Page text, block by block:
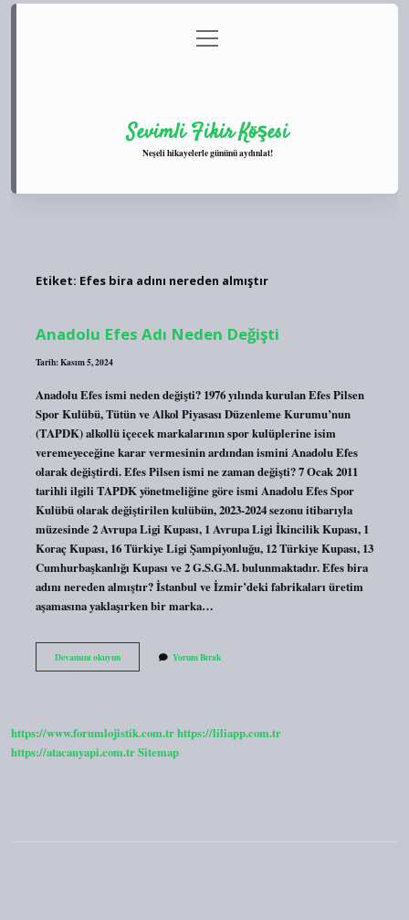
Gizlilik Politikası
menüyü
aç
Sevimli Fikir Köşesi
Neşeli hikayelerle gününü aydınlat!
Etiket: Efes bira adını nereden almıştır
Anadolu Efes Adı Neden Değişti
Tarih: Kasım 5, 2024
Anadolu Efes ismi neden değişti? 1976 yılında kurulan Efes Pilsen
Spor Kulübü, Tütün ve Alkol Piyasası Düzenleme Kurumu’nun
(TAPDK) alkollü içecek markalarının spor kulüplerine isim
veremeyeceğine karar vermesinin ardından ismini Anadolu Efes
olarak değiştirdi. Efes Pilsen ismi ne zaman değişti? 7 Ocak 2011
tarihli ilgili TAPDK yönetmeliğine göre ismi Anadolu Efes Spor
Kulübü olarak değiştirilen kulübün, 2023-2024 sezonu itibarıyla
müzesinde 2 Avrupa Ligi Kupası, 1 Avrupa Ligi İkincilik Kupası, 1
Koraç Kupası, 16 Türkiye Ligi Şampiyonluğu, 12 Türkiye Kupası, 13
Cumhurbaşkanlığı Kupası ve 2 G.S.G.M. bulunmaktadır. Efes bira
adını nereden almıştır? İstanbul ve İzmir’deki fabrikaları üretim
aşamasına yaklaşırken bir marka…
Devamını okuyunAnadolu
Efes
Yorum Bırak
https://www.forumlojistik.com.trhttps://liliapp.com.tr
https://atacanyapi.com.trSitemap